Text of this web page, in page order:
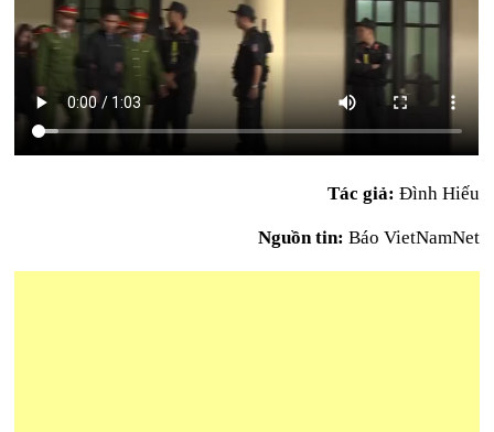
Tác giả: Đình Hiếu
Nguồn tin: Báo VietNamNet